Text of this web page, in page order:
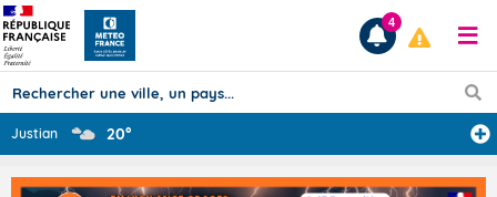
Prévisions
4
Justian 20°